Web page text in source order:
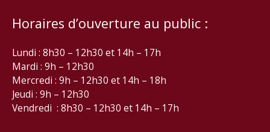
Horaires d’ouverture au public :
Lundi : 8h30 – 12h30 et 14h – 17h
Mardi : 9h – 12h30
Mercredi : 9h – 12h30 et 14h – 18h
Jeudi : 9h – 12h30
Vendredi : 8h30 – 12h30 et 14h – 17h